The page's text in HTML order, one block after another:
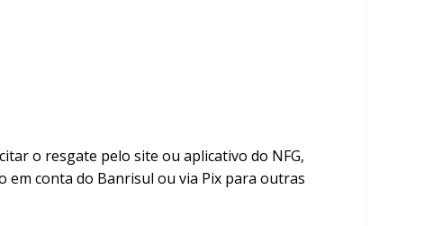
o resgate pelo site ou aplicativo do NFG,
conta do Banrisul ou via Pix para outras